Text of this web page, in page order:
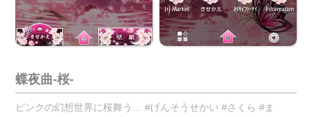
蝶夜曲-桜-
ピンクの幻想世界に桜舞う… #げんそうせかい #さくら #ま